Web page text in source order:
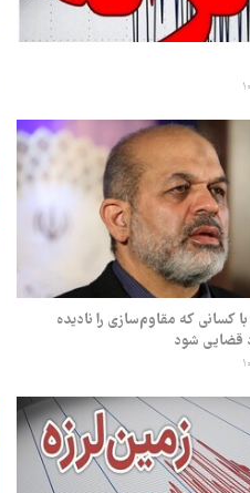
کسانی که مقاوم‌سازی را نادیده
قضایی شود